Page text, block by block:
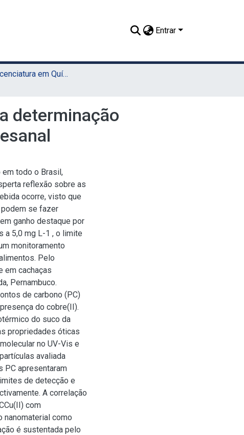
Entrar
TCC - Licenciatura em Química (UAST)
determinação
em todo o Brasil,
reflexão sobre as
ocorre, visto que
se fazer
ganho destaque por
a 5,0 mg L-1 , o limite
monitoramento
Pelo
em cachaças
Pernambuco.
de carbono (PC)
do cobre(II).
do suco da
propriedades óticas
no UV-Vis e
avaliada
PC apresentaram
de detecção e
A correlação
com
nanomaterial como
é sustentada pelo